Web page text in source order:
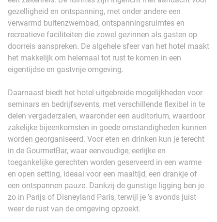
gezelligheid en ontspanning, met onder andere een
verwarmd buitenzwembad, ontspanningsruimtes en
recreatieve faciliteiten die zowel gezinnen als gasten op
doorreis aanspreken. De algehele sfeer van het hotel maakt
het makkelijk om helemaal tot rust te komen in een
eigentijdse en gastvrije omgeving.
Daarnaast biedt het hotel uitgebreide mogelijkheden voor
seminars en bedrijfsevents, met verschillende flexibel in te
delen vergaderzalen, waaronder een auditorium, waardoor
zakelijke bijeenkomsten in goede omstandigheden kunnen
worden georganiseerd. Voor eten en drinken kun je terecht
in de GourmetBar, waar eenvoudige, eerlijke en
toegankelijke gerechten worden geserveerd in een warme
en open setting, ideaal voor een maaltijd, een drankje of
een ontspannen pauze. Dankzij de gunstige ligging ben je
zo in Parijs of Disneyland Paris, terwijl je ’s avonds juist
weer de rust van de omgeving opzoekt.